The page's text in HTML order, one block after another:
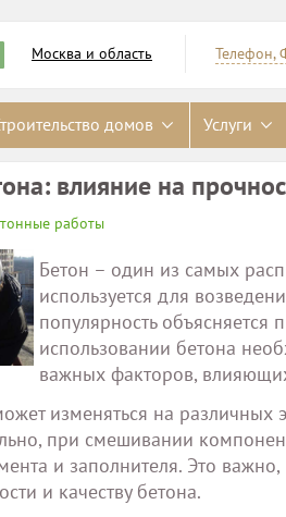
Телефон,
Москва и область
домов Услуги
влияние на
работы
Бетон – один из самых
используется для
популярность
использовании бетона
важных факторов,
изменяться на различных
при смешивании
и заполнителя. Это
и качеству бетона.